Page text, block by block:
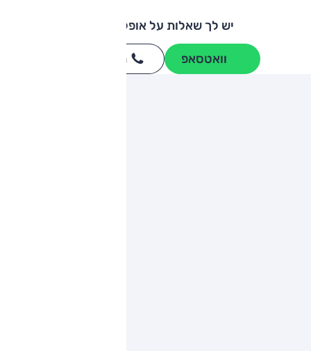
יש לך שאלות על אופל קורסה?
וואטסאפ חייגו